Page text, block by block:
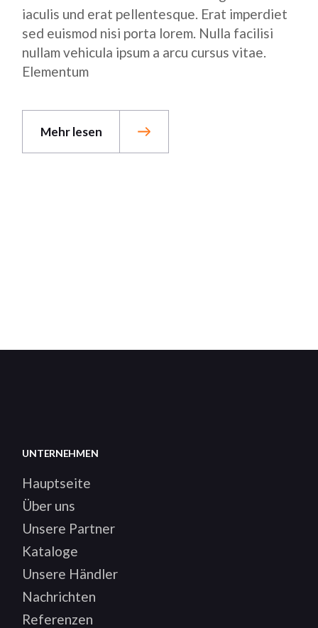
iaculis und erat pellentesque. Erat imperdiet
sed euismod nisi porta lorem. Nulla facilisi
nullam vehicula ipsum a arcu cursus vitae.
Elementum
Mehr lesen
UNTERNEHMEN
Hauptseite
Über uns
Unsere Partner
Kataloge
Unsere Händler
Nachrichten
Referenzen